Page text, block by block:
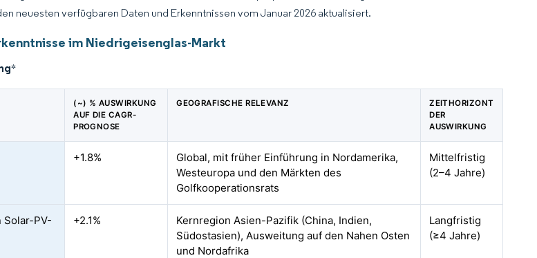
neuesten verfügbaren Daten und Erkenntnissen vom Januar 2026 aktualisiert.
im Niedrigeisenglas-Markt
*
(~) % AUSWIRKUNG
AUF DIE CAGR-
PROGNOSE
GEOGRAFISCHE RELEVANZ
ZEITHORIZONT
DER
AUSWIRKUNG
+1.8%
Global, mit früher Einführung in Nordamerika,
Westeuropa und den Märkten des
Golfkooperationsrats
Mittelfristig
(2–4 Jahre)
Solar-PV-
+2.1%
Kernregion Asien-Pazifik (China, Indien,
Südostasien), Ausweitung auf den Nahen Osten
und Nordafrika
Langfristig
(≥4 Jahre)